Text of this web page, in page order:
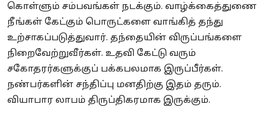
கொள்ளும் சம்பவங்கள் நடக்கும். வாழ்க்கைத்துணை
நீங்கள் கேட்கும் பொருட்களை வாங்கித் தந்து
உற்சாகப்படுத்துவார். தந்தையின் விருப்பங்களை
நிறைவேற்றுவீர்கள். உதவி கேட்டு வரும்
சகோதரர்களுக்குப் பக்கபலமாக இருப்பீர்கள்.
நண்பர்களின் சந்திப்பு மனதிற்கு இதம் தரும்.
வியாபார லாபம் திருப்திகரமாக இருக்கும்.